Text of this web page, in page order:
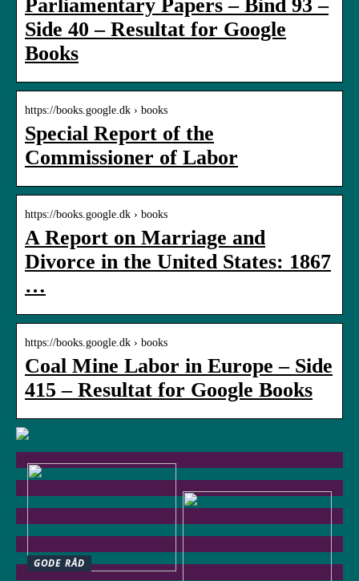
Parliamentary Papers – Bind 93 –
Side 40 – Resultat for Google
Books
https://books.google.dk › books
Special Report of the
Commissioner of Labor
https://books.google.dk › books
A Report on Marriage and
Divorce in the United States: 1867
…
https://books.google.dk › books
Coal Mine Labor in Europe – Side
415 – Resultat for Google Books
GODE RÅD